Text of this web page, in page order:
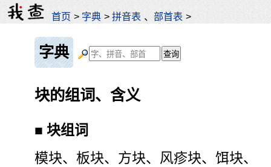
首页 > 字典 >拼音表 、部首表 >
字典
块的组词、含义
■ 块组词
模块、板块、方块、风疹块、饵块、